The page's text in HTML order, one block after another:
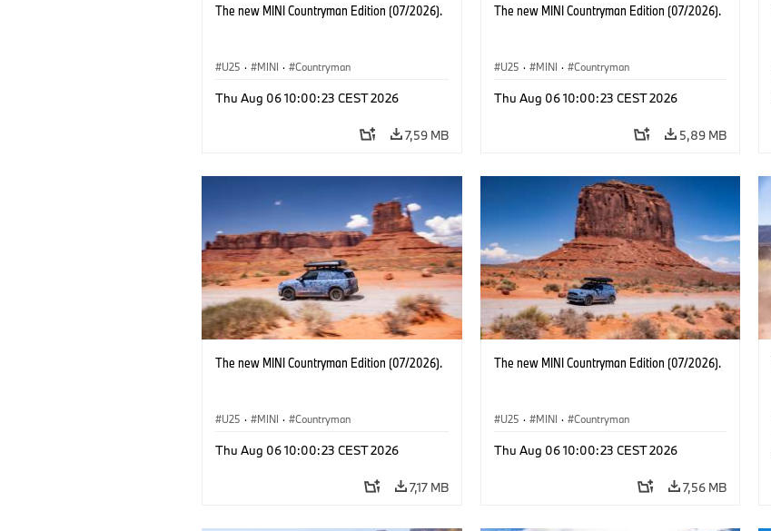
The new MINI Countryman Edition (07/2026).
U25 · MINI · Countryman
Thu Aug 06 10:00:23 CEST 2026
7,59 MB
The new MINI Countryman Edition (07/2026).
U25 · MINI · Countryman
Thu Aug 06 10:00:23 CEST 2026
5,89 MB
The new MINI Countryman Edition (07/2026).
U25 · MINI · Countryman
Thu Aug 06 10:00:23 CEST 2026
7,17 MB
The new MINI Countryman Edition (07/2026).
U25 · MINI · Countryman
Thu Aug 06 10:00:23 CEST 2026
7,56 MB